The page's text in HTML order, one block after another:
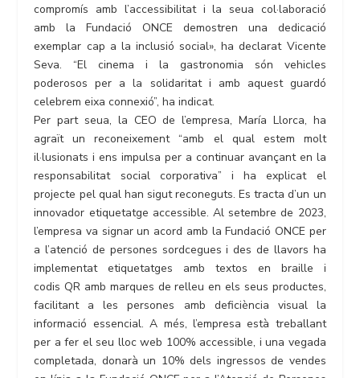
compromís amb l’accessibilitat i la seua col·laboració
amb la Fundació ONCE demostren una dedicació
exemplar cap a la inclusió social», ha declarat Vicente
Seva. “El cinema i la gastronomia són vehicles
poderosos per a la solidaritat i amb aquest guardó
celebrem eixa connexió”, ha indicat.
Per part seua, la CEO de l’empresa, María Llorca, ha
agraït un reconeixement “amb el qual estem molt
il·lusionats i ens impulsa per a continuar avançant en la
responsabilitat social corporativa” i ha explicat el
projecte pel qual han sigut reconeguts. Es tracta d’un un
innovador etiquetatge accessible. Al setembre de 2023,
l’empresa va signar un acord amb la Fundació ONCE per
a l’atenció de persones sordcegues i des de llavors ha
implementat etiquetatges amb textos en braille i
codis QR amb marques de relleu en els seus productes,
facilitant a les persones amb deficiència visual la
informació essencial. A més, l’empresa està treballant
per a fer el seu lloc web 100% accessible, i una vegada
completada, donarà un 10% dels ingressos de vendes